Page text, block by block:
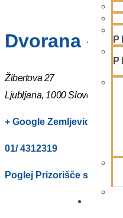
Dvorana –
Žibertova 27
Ljubljana, 1000 Slovenia
+ Google Zemljevidi
01/ 4312319
Poglej Prizorišče spletno